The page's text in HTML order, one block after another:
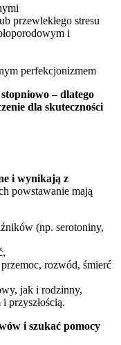
przewlekłego stresu
i
perfekcjonizmem
– dlatego
dla skuteczności
i wynikają z
powstawanie mają
(np. serotoniny,
rozwód, śmierć
jak i rodzinny,
przyszłością.
i szukać pomocy